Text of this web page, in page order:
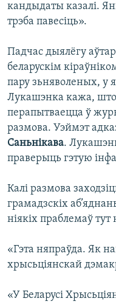
кандыдаты казалі.
трэба павесіць».
Падчас дыялёгу
беларускім
пару зьняволеных, у
Лукашэнка кажа, што
перапытваецца ў
размова. Уэймэт
Саньнікава.
праверыць гэтую
Калі размова
грамадзскіх
ніякіх праблемаў тут
«Гэта няпраўда. Як
хрысьціянскай
«У Беларусі